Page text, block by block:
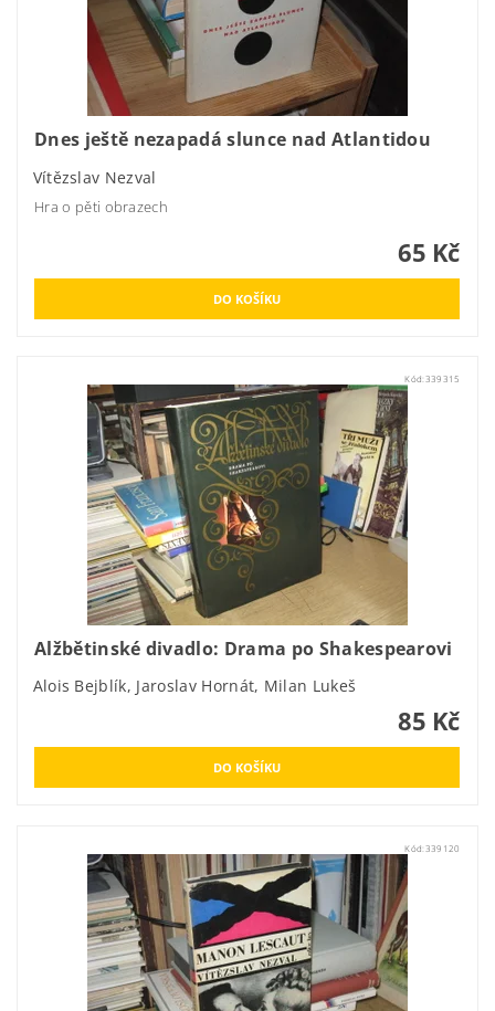
Dnes ještě nezapadá slunce nad Atlantidou
Vítězslav Nezval
Hra o pěti obrazech
65 Kč
Kód: 339315
Alžbětinské divadlo: Drama po Shakespearovi
Alois Bejblík, Jaroslav Hornát, Milan Lukeš
85 Kč
Kód: 339120